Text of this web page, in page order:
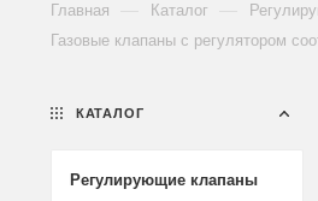
Главная Каталог
Газовые клапаны с регулятором
КАТАЛОГ
Регулирующие клапаны